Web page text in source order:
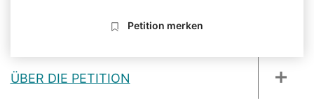
Petition merken
ÜBER DIE PETITION